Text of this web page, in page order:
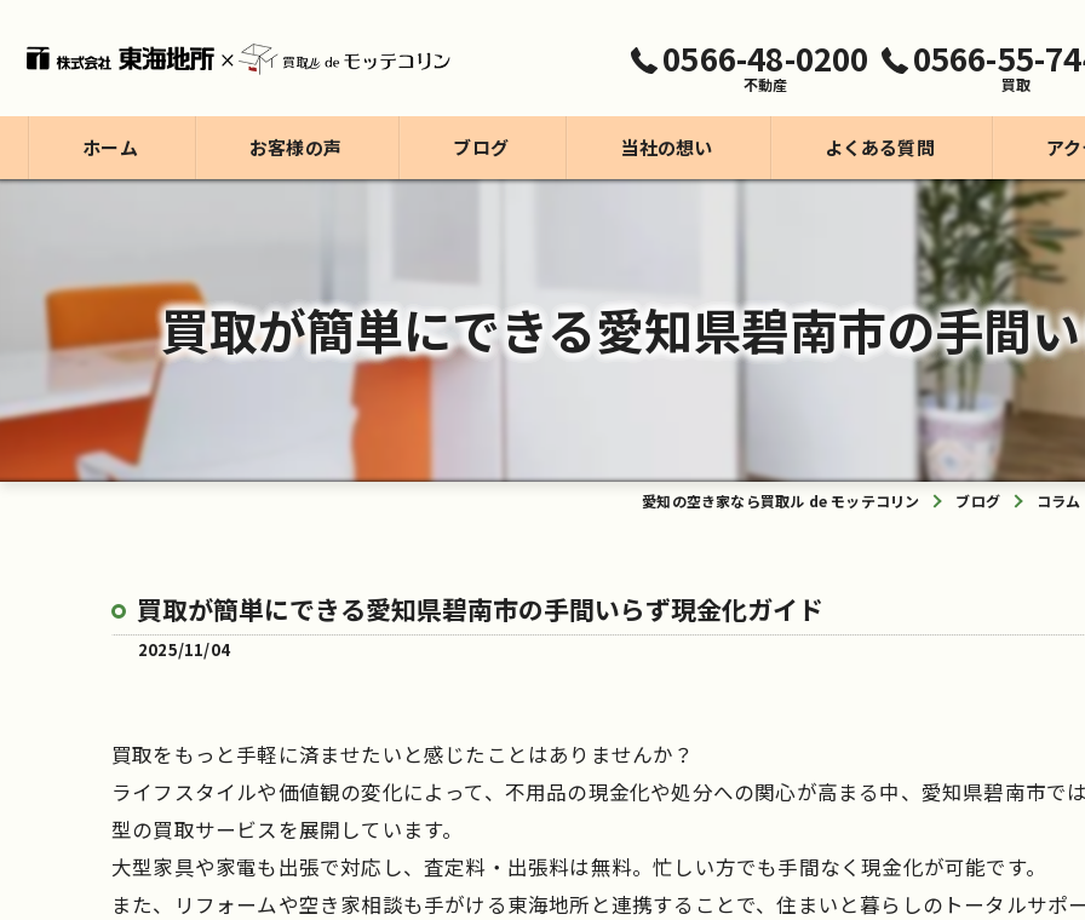
0566-48-0200
不動産
0566-55-
買取
ホーム お客様の声 ブログ
コラム
当社の想い よくある質問 ア
買取が簡単にできる愛知県碧南市の手間
愛知の空き家なら買取ル de モッテコリン ブログ コラム
買取が簡単にできる愛知県碧南市の手間いらず現金化ガイド
2025/11/04
買取をもっと手軽に済ませたいと感じたことはありませんか？
ライフスタイルや価値観の変化によって、不用品の現金化や処分への関心が高まる中、愛知県碧南市
型の買取サービスを展開しています。
大型家具や家電も出張で対応し、査定料・出張料は無料。忙しい方でも手間なく現金化が可能です。
また、リフォームや空き家相談も手がける東海地所と連携することで、住まいと暮らしのトータルサポ